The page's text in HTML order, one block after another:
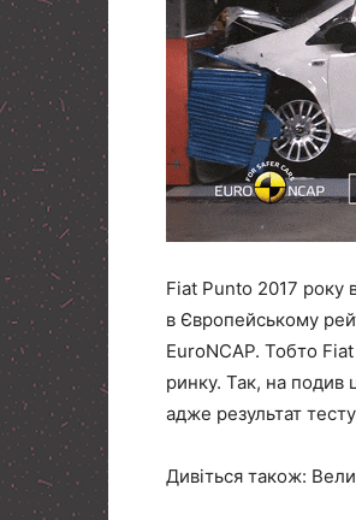
Fiat Punto 2017 року
в Європейському
EuroNCAP. Тобто
ринку. Так, на подив
адже результат
Дивіться також: